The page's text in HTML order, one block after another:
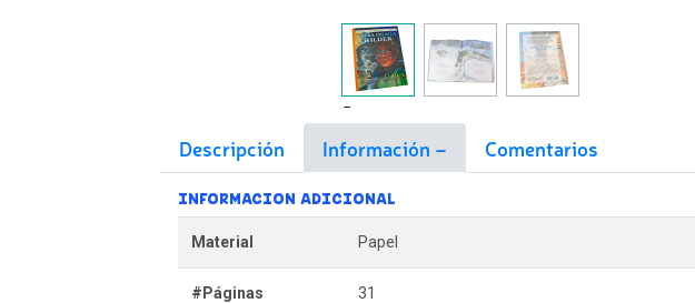
Descripción Información Comentarios
INFORMACION ADICIONAL
Material Papel
#Páginas 31